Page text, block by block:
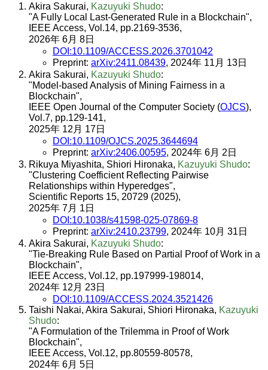
Akira Sakurai, Kazuyuki Shudo:
"A Fully Local Last-Generated Rule in a Blockchain",
IEEE Access, Vol.14, pp.2169-3536,
2026年 6月 8日
DOI:10.1109/ACCESS.2026.3701042
Preprint: arXiv:2411.08439, 2024年 11月 13日
Akira Sakurai, Kazuyuki Shudo:
"Model-based Analysis of Mining Fairness in a
Blockchain",
IEEE Open Journal of the Computer Society (OJCS),
Vol.7, pp.129-141,
2025年 12月 17日
DOI:10.1109/OJCS.2025.3644694
Preprint: arXiv:2406.00595, 2024年 6月 2日
Rikuya Miyashita, Shiori Hironaka, Kazuyuki Shudo:
"Clustering Coefficient Reflecting Pairwise
Relationships within Hyperedges",
Scientific Reports 15, 20729 (2025),
2025年 7月 1日
DOI:10.1038/s41598-025-07869-8
Preprint: arXiv:2410.23799, 2024年 10月 31日
Akira Sakurai, Kazuyuki Shudo:
"Tie-Breaking Rule Based on Partial Proof of Work in a
Blockchain",
IEEE Access, Vol.12, pp.197999-198014,
2024年 12月 23日
DOI:10.1109/ACCESS.2024.3521426
Taishi Nakai, Akira Sakurai, Shiori Hironaka, Kazuyuki
Shudo:
"A Formulation of the Trilemma in Proof of Work
Blockchain",
IEEE Access, Vol.12, pp.80559-80578,
2024年 6月 5日